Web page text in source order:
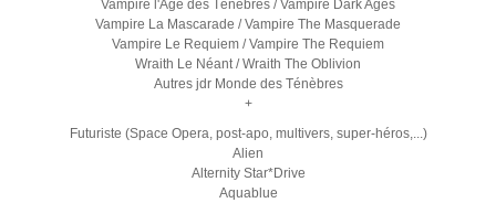
Vampire l'Age des Ténèbres / Vampire Dark Ages
Vampire La Mascarade / Vampire The Masquerade
Vampire Le Requiem / Vampire The Requiem
Wraith Le Néant / Wraith The Oblivion
Autres jdr Monde des Ténèbres
+
Futuriste (Space Opera, post-apo, multivers, super-héros,...)
Alien
Alternity Star*Drive
Aquablue